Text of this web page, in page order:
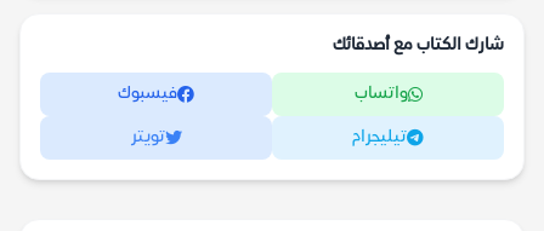
شارك الكتاب مع أصدقائك
واتساب فيسبوك
تيليجرام تويتر